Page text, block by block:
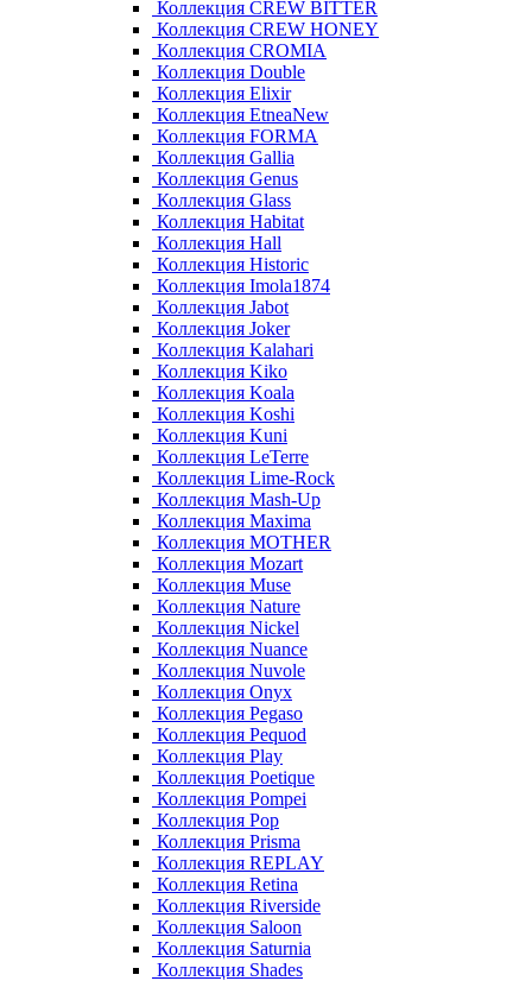
Коллекция CREW BITTER
Коллекция CREW HONEY
Коллекция CROMIA
Коллекция Double
Коллекция Elixir
Коллекция EtneaNew
Коллекция FORMA
Коллекция Gallia
Коллекция Genus
Коллекция Glass
Коллекция Habitat
Коллекция Hall
Коллекция Historic
Коллекция Imola1874
Коллекция Jabot
Коллекция Joker
Коллекция Kalahari
Коллекция Kiko
Коллекция Koala
Коллекция Koshi
Коллекция Kuni
Коллекция LeTerre
Коллекция Lime-Rock
Коллекция Mash-Up
Коллекция Maxima
Коллекция MOTHER
Коллекция Mozart
Коллекция Muse
Коллекция Nature
Коллекция Nickel
Коллекция Nuance
Коллекция Nuvole
Коллекция Onyx
Коллекция Pegaso
Коллекция Pequod
Коллекция Play
Коллекция Poetique
Коллекция Pompei
Коллекция Pop
Коллекция Prisma
Коллекция REPLAY
Коллекция Retina
Коллекция Riverside
Коллекция Saloon
Коллекция Saturnia
Коллекция Shades